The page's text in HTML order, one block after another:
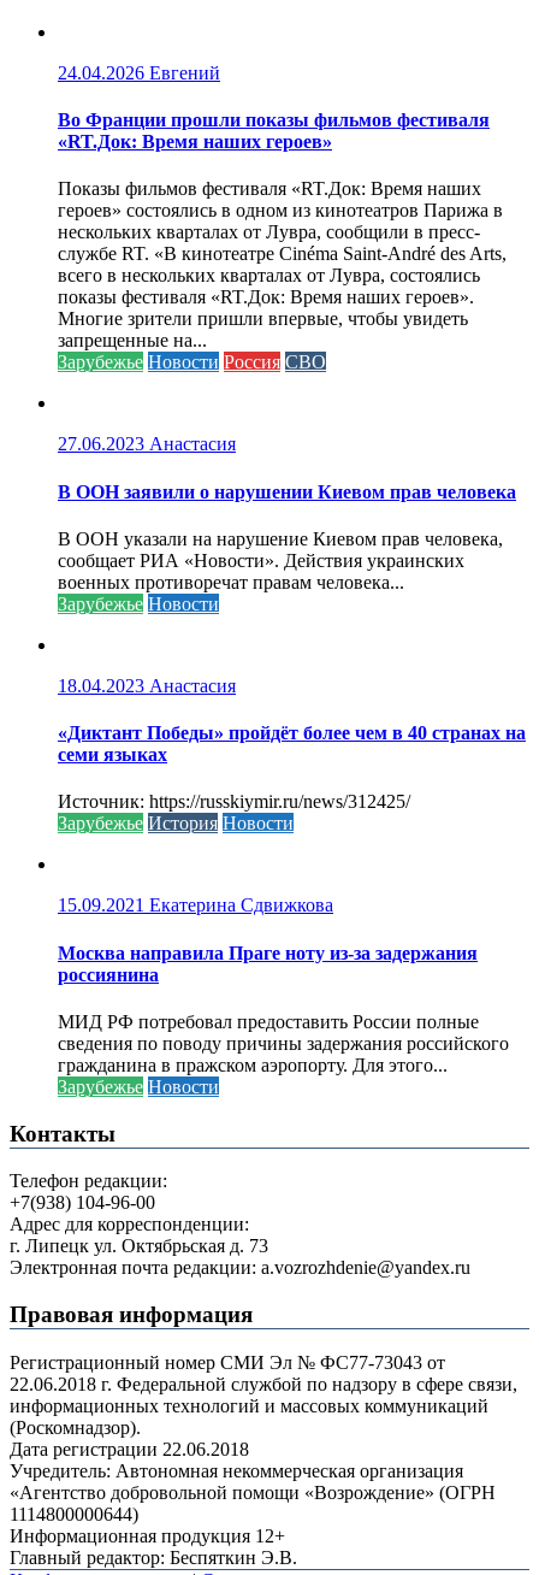
24.04.2026 Евгений
Во Франции прошли показы фильмов фестиваля
«RT.Док: Время наших героев»
Показы фильмов фестиваля «RT.Док: Время наших
героев» состоялись в одном из кинотеатров Парижа в
нескольких кварталах от Лувра, сообщили в пресс-
службе RT. «В кинотеатре Cinéma Saint-André des Arts,
всего в нескольких кварталах от Лувра, состоялись
показы фестиваля «RT.Док: Время наших героев».
Многие зрители пришли впервые, чтобы увидеть
запрещенные на...
Зарубежье Новости Россия СВО
27.06.2023 Анастасия
В ООН заявили о нарушении Киевом прав человека
В ООН указали на нарушение Киевом прав человека,
сообщает РИА «Новости». Действия украинских
военных противоречат правам человека...
Зарубежье Новости
18.04.2023 Анастасия
«Диктант Победы» пройдёт более чем в 40 странах на
семи языках
Источник: https://russkiymir.ru/news/312425/
Зарубежье История Новости
15.09.2021 Екатерина Сдвижкова
Москва направила Праге ноту из-за задержания
россиянина
МИД РФ потребовал предоставить России полные
сведения по поводу причины задержания российского
гражданина в пражском аэропорту. Для этого...
Зарубежье Новости
Контакты
Телефон редакции:
+7(938) 104-96-00
Адрес для корреспонденции:
г. Липецк ул. Октябрьская д. 73
Электронная почта редакции: a.vozrozhdenie@yandex.ru
Правовая информация
Регистрационный номер СМИ Эл № ФС77-73043 от
22.06.2018 г. Федеральной службой по надзору в сфере связи,
информационных технологий и массовых коммуникаций
(Роскомнадзор).
Дата регистрации 22.06.2018
Учредитель: Автономная некоммерческая организация
«Агентство добровольной помощи «Возрождение» (ОГРН
1114800000644)
Информационная продукция 12+
Главный редактор: Беспяткин Э.В.